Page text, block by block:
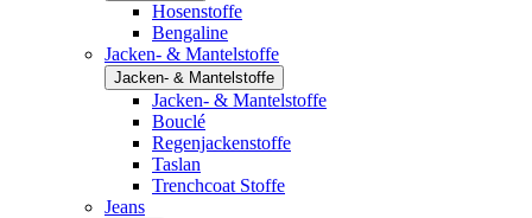
Hosenstoffe
Bengaline
Jacken- & Mantelstoffe
Jacken- & Mantelstoffe
Jacken- & Mantelstoffe
Bouclé
Regenjackenstoffe
Taslan
Trenchcoat Stoffe
Jeans